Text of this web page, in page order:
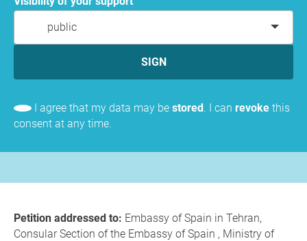
public
SIGN
I agree that my data may be stored. I can revoke this
consent at any time.
Petition addressed to: Embassy of Spain in Tehran,
Consular Section of the Embassy of Spain , Ministry of